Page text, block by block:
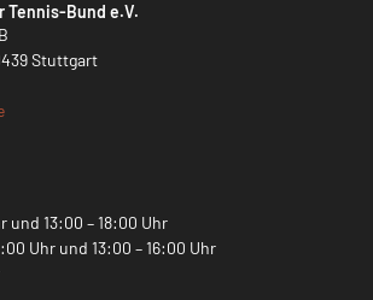
Bund e.V.
Stuttgart
und 13:00 – 18:00 Uhr
Uhr und 13:00 – 16:00 Uhr